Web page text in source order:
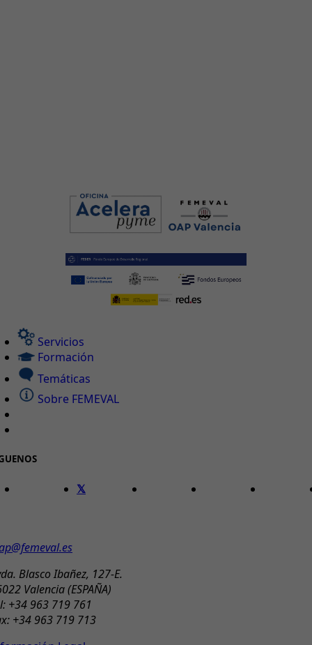
Servicios
Formación
Temáticas
Sobre FEMEVAL
Blasco Ibañez, 127-E.
Valencia (ESPAÑA)
+34 963 719 761
+34 963 719 713